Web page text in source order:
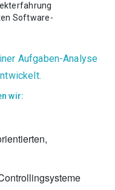
Software-
Aufgaben-Analyse
wir: